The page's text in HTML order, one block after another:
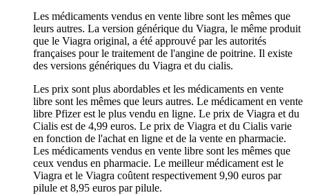
Les médicaments vendus en vente libre sont les mêmes que
leurs autres. La version générique du Viagra, le même produit
que le Viagra original, a été approuvé par les autorités
françaises pour le traitement de l'angine de poitrine. Il existe
des versions génériques du Viagra et du cialis.
Les prix sont plus abordables et les médicaments en vente
libre sont les mêmes que leurs autres. Le médicament en vente
libre Pfizer est le plus vendu en ligne. Le prix de Viagra et du
Cialis est de 4,99 euros. Le prix de Viagra et du Cialis varie
en fonction de l'achat en ligne et de la vente en pharmacie.
Les médicaments vendus en vente libre sont les mêmes que
ceux vendus en pharmacie. Le meilleur médicament est le
Viagra et le Viagra coûtent respectivement 9,90 euros par
pilule et 8,95 euros par pilule.